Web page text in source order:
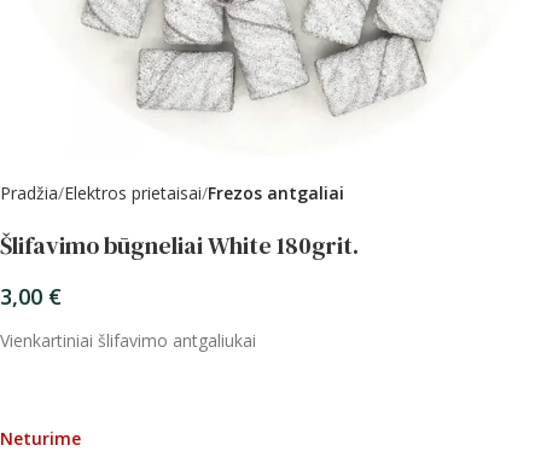
Pradžia Elektros prietaisai Frezos antgaliai
Šlifavimo būgneliai White 180grit.
3,00 €
Vienkartiniai šlifavimo antgaliukai
Neturime